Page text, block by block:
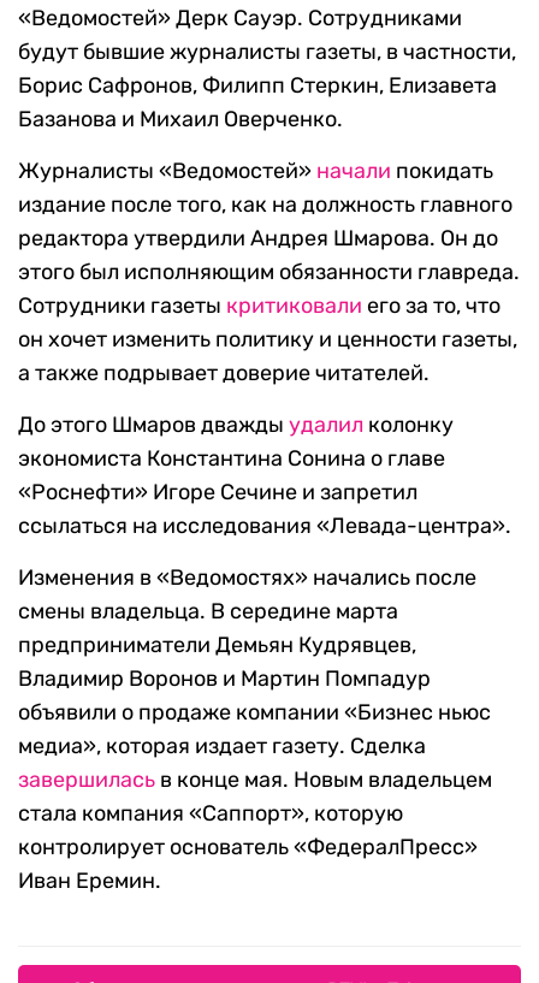
«Ведомостей» Дерк Сауэр. Сотрудниками
будут бывшие журналисты газеты, в частности,
Борис Сафронов, Филипп Стеркин, Елизавета
Базанова и Михаил Оверченко.
Журналисты «Ведомостей» начали покидать
издание после того, как на должность главного
редактора утвердили Андрея Шмарова. Он до
этого был исполняющим обязанности главреда.
Сотрудники газеты критиковали его за то, что
он хочет изменить политику и ценности газеты,
а также подрывает доверие читателей.
До этого Шмаров дважды удалил колонку
экономиста Константина Сонина о главе
«Роснефти» Игоре Сечине и запретил
ссылаться на исследования «Левада-центра».
Изменения в «Ведомостях» начались после
смены владельца. В середине марта
предприниматели Демьян Кудрявцев,
Владимир Воронов и Мартин Помпадур
объявили о продаже компании «Бизнес ньюс
медиа», которая издает газету. Сделка
завершилась в конце мая. Новым владельцем
стала компания «Саппорт», которую
контролирует основатель «ФедералПресс»
Иван Еремин.